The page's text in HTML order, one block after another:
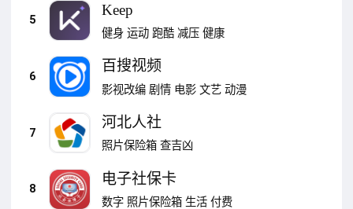
5
Keep
健身 运动 跑酷 减压 健康
6
百搜视频
影视改编 剧情 电影 文艺 动漫
7
河北人社
照片保险箱 查吉凶
8
电子社保卡
数字 照片保险箱 生活 付费